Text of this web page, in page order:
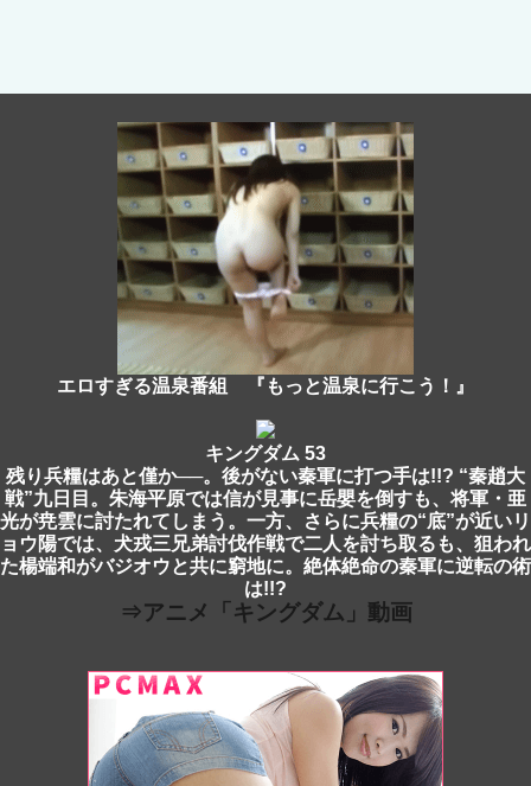
エロすぎる温泉番組 『もっと温泉に行こう！』
キングダム 53
残り兵糧はあと僅か──。後がない秦軍に打つ手は!!? “秦趙大
戦”九日目。朱海平原では信が見事に岳嬰を倒すも、将軍・亜
光が尭雲に討たれてしまう。一方、さらに兵糧の“底”が近いリ
ョウ陽では、犬戎三兄弟討伐作戦で二人を討ち取るも、狙われ
た楊端和がバジオウと共に窮地に。絶体絶命の秦軍に逆転の術
は!!?
⇒アニメ「キングダム」動画